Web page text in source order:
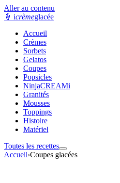
Aller au contenu
🍦 icrèmeglacée
Accueil
Crèmes
Sorbets
Gelatos
Coupes
Popsicles
NinjaCREAMi
Granités
Mousses
Toppings
Histoire
Matériel
Toutes les recettes
Accueil›Coupes glacées